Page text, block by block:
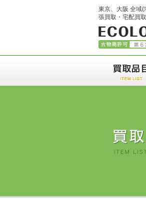
東京、大阪 全域(
張買取・宅配買